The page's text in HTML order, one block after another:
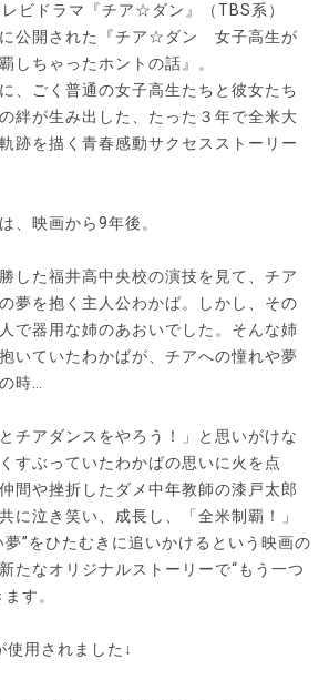
ビドラマ『チア☆ダン』（TBS系）
公開された『チア☆ダン 女子高生が
しちゃったホントの話』。
、ごく普通の女子高生たちと彼女たち
絆が生み出した、たった３年で全米大
跡を描く青春感動サクセスストーリー
、映画から9年後。
した福井高中央校の演技を見て、チア
夢を抱く主人公わかば。しかし、その
で器用な姉のあおいでした。そんな姉
いていたわかばが、チアへの憧れや夢
時…
チアダンスをやろう！」と思いがけな
すぶっていたわかばの思いに火を点
間や挫折したダメ中年教師の漆戸太郎
に泣き笑い、成長し、「全米制覇！」
夢”をひたむきに追いかけるという映画の
たなオリジナルストーリーで“もう一つ
す。
使用されました↓